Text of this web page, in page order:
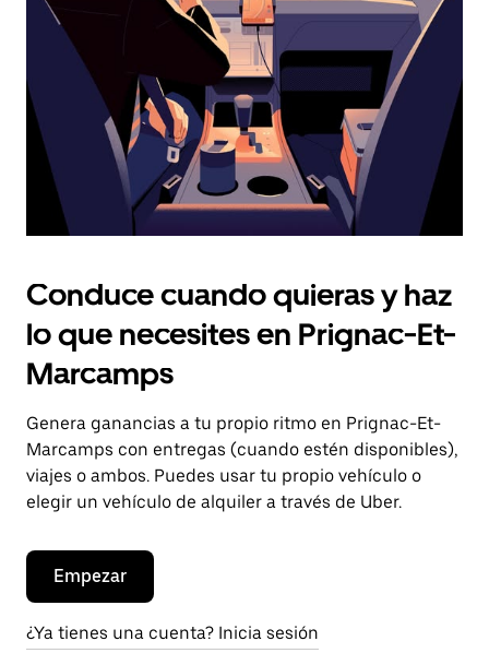
escape
el
calendario.
Conduce cuando quieras y haz
lo que necesites en Prignac-Et-
Marcamps
Genera ganancias a tu propio ritmo en Prignac-Et-
Marcamps con entregas (cuando estén disponibles),
viajes o ambos. Puedes usar tu propio vehículo o
elegir un vehículo de alquiler a través de Uber.
Empezar
¿Ya tienes una cuenta? Inicia sesión